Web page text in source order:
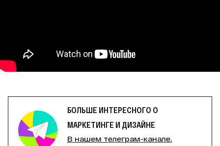
БОЛЬШЕ ИНТЕРЕСНОГО О
МАРКЕТИНГЕ И ДИЗАЙНЕ
В нашем телеграм-канале.